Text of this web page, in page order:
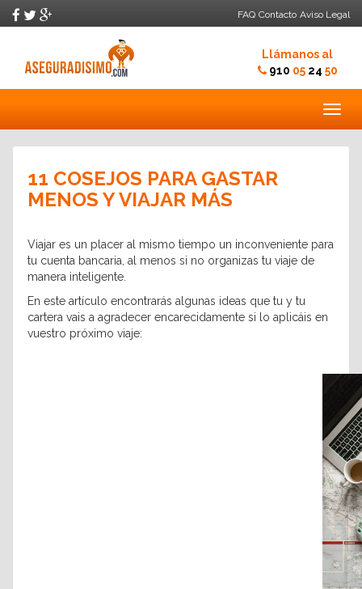
FAQ Contacto Aviso Legal
Llámanos al
910 0524 50
11 COSEJOS PARA GASTAR
MENOS Y VIAJAR MÁS
Viajar es un placer al mismo tiempo un inconveniente para
tu cuenta bancaria, al menos si no organizas tu viaje de
manera inteligente.
En este artículo encontrarás algunas ideas que tu y tu
cartera vais a agradecer encarecidamente si lo aplicáis en
vuestro próximo viaje: